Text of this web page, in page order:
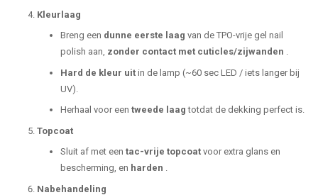
Kleurlaag
Breng een dunne eerste laag van de TPO-vrije gel nail
polish aan, zonder contact met cuticles/zijwanden .
Hard de kleur uitin de lamp (~60 sec LED / iets langer bij
UV).
Herhaal voor een tweede laag totdat de dekking perfect is.
Topcoat
Sluit af met een tac-vrije topcoatvoor extra glans en
bescherming, en harden .
Nabehandeling